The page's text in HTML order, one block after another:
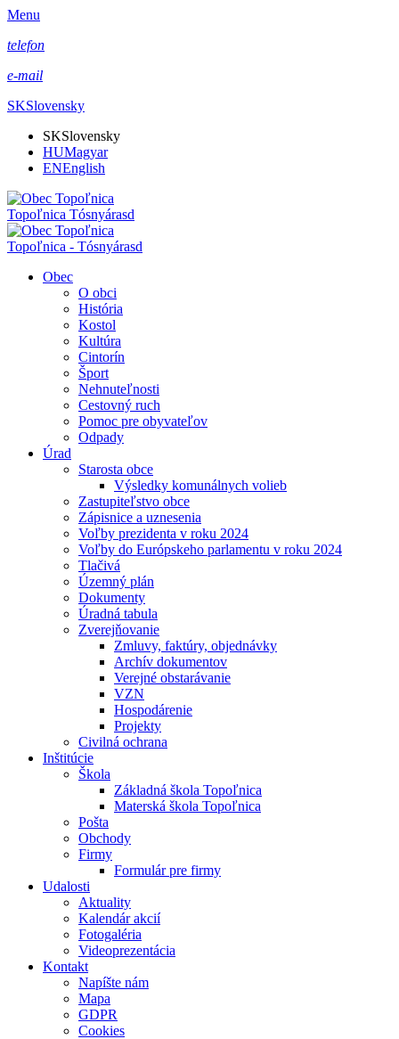
Menu
telefon
e-mail
SKSlovensky
SKSlovensky
HUMagyar
ENEnglish
Topoľnica Tósnyárasd
Topoľnica - Tósnyárasd
Obec
O obci
História
Kostol
Kultúra
Cintorín
Šport
Nehnuteľnosti
Cestovný ruch
Pomoc pre obyvateľov
Odpady
Úrad
Starosta obce
Výsledky komunálnych volieb
Zastupiteľstvo obce
Zápisnice a uznesenia
Voľby prezidenta v roku 2024
Voľby do Európskeho parlamentu v roku 2024
Tlačivá
Územný plán
Dokumenty
Úradná tabula
Zverejňovanie
Zmluvy, faktúry, objednávky
Archív dokumentov
Verejné obstarávanie
VZN
Hospodárenie
Projekty
Civilná ochrana
Inštitúcie
Škola
Základná škola Topoľnica
Materská škola Topoľnica
Pošta
Obchody
Firmy
Formulár pre firmy
Udalosti
Aktuality
Kalendár akcií
Fotogaléria
Videoprezentácia
Kontakt
Napíšte nám
Mapa
GDPR
Cookies